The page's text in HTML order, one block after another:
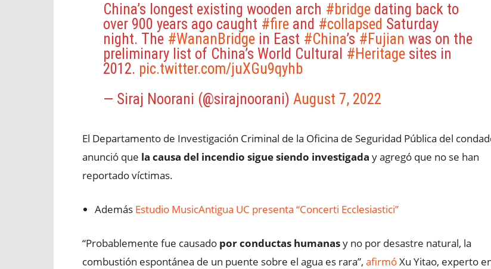
China’s longest existing wooden arch #bridgedating back to
over 900 years ago caught #fireand #collapsed Saturday
night. The #WananBridgein East #China’s #Fujian was on the
preliminary list of China’s World Cultural #Heritagesites in
2012. pic.twitter.com/juXGu9qyhb
— Siraj Noorani (@sirajnoorani) August 7, 2022
El Departamento de Investigación Criminal de la Oficina de Seguridad Pública del
anunció que la causa del incendio sigue siendo investigada y agregó que no se han
reportado víctimas.
Además Estudio MusicAntigua UC presenta “Concerti Ecclesiastici”
“Probablemente fue causado por conductas humanasy no por desastre natural, la
combustión espontánea de un puente sobre el agua es rara”, afirmóXu Yitao, experto